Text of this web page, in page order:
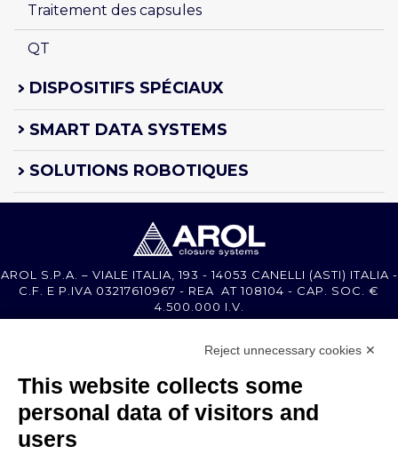
Traitement des capsules
QT
DISPOSITIFS SPÉCIAUX
SMART DATA SYSTEMS
SOLUTIONS ROBOTIQUES
AROL S.P.A. – VIALE ITALIA, 193 - 14053 CANELLI (ASTI) ITALIA -
C.F. E P.IVA 03217610967 - REA AT 108104 - CAP. SOC. €
4.500.000 I.V.
MEMBER OF
Reject unnecessary cookies ✕
This website collects some
personal data of visitors and
users